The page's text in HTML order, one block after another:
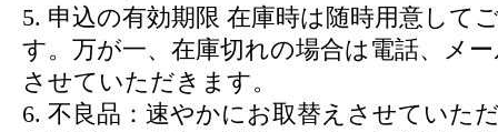
5. 申込の有効期限 在庫時は随時用意して
す。万が一、在庫切れの場合は電話、メ
させていただきます。
6. 不良品：速やかにお取替えさせていた